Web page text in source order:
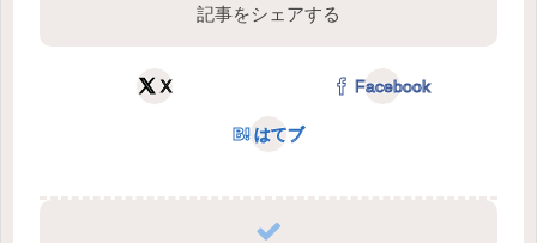
記事をシェアする
X Facebook
はてブ